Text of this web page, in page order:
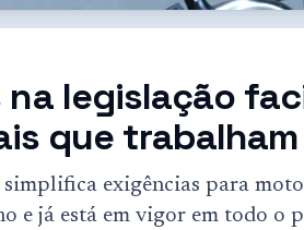
na legislação
que
exigências para
e já está em vigor em todo o